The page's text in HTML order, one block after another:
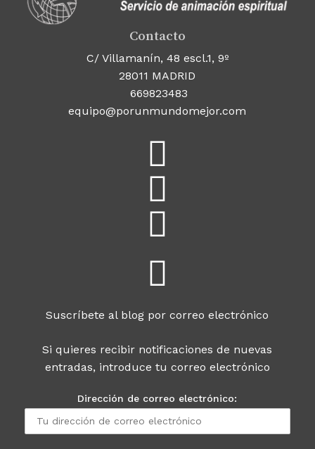
Contacto
C/ Villamanín, 48 escl.1, 9º
28011 MADRID
669823483
equipo@porunmundomejor.com
Suscríbete al blog por correo electrónico
Si quieres recibir notificaciones de nuevas
entradas, introduce tu correo electrónico
Dirección de correo electrónico: